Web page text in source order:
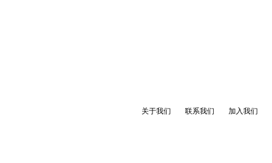
关于我们 联系我们 加入我们